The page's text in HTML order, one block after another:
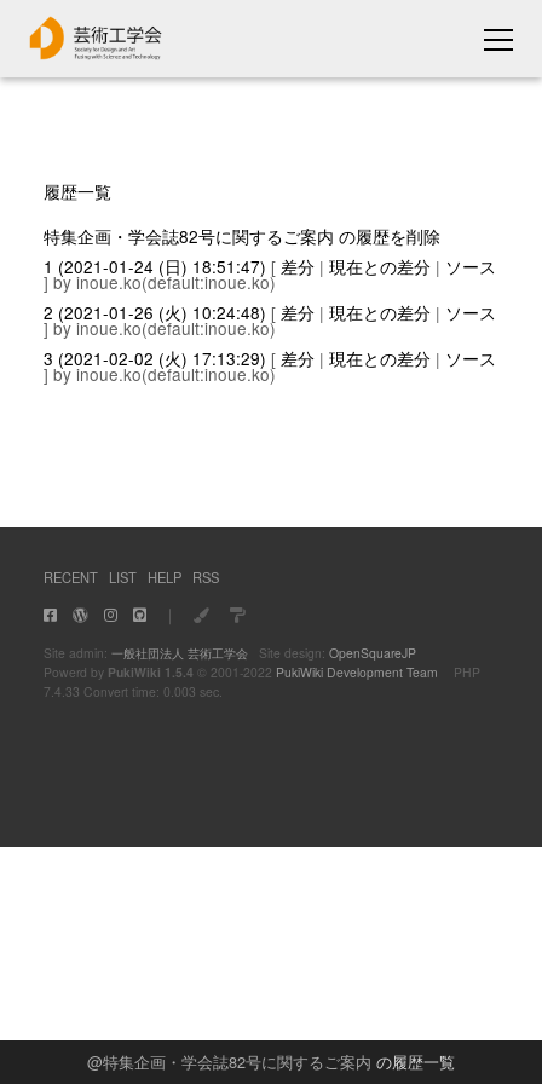
特集企画・学会誌82号に関するご案内 の履歴一覧
履歴一覧
特集企画・学会誌82号に関するご案内 の履歴を削除
1 (2021-01-24 (日) 18:51:47) [ 差分| 現在との差分| ソース
] by inoue.ko(default:inoue.ko)
2 (2021-01-26 (火) 10:24:48) [ 差分| 現在との差分| ソース
] by inoue.ko(default:inoue.ko)
3 (2021-02-02 (火) 17:13:29) [ 差分| 現在との差分| ソース
] by inoue.ko(default:inoue.ko)
RECENT LIST HELP RSS
｜
Site admin: 一般社団法人 芸術工学会Site design: OpenSquareJP
Powerd by PukiWiki 1.5.4 © 2001-2022 PukiWiki Development Team PHP
7.4.33 Convert time: 0.003 sec.